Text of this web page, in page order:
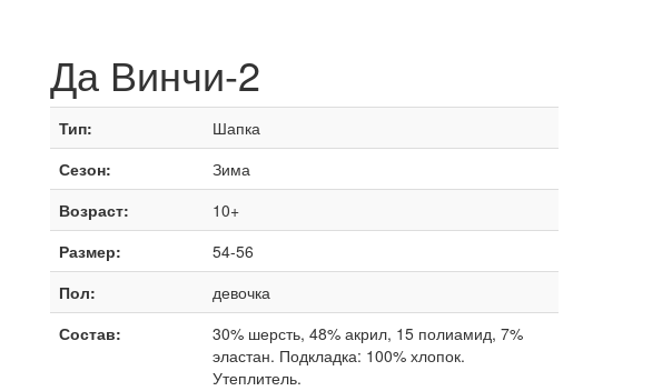
Да Винчи-2
Тип:
Шапка
Сезон:
Зима
Возраст:
10+
Размер:
54-56
Пол:
девочка
Состав:
30% шерсть, 48% акрил, 15 полиамид, 7%
эластан. Подкладка: 100% хлопок.
Утеплитель.